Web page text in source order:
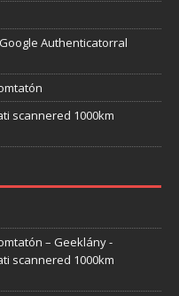
Google Authenticatorral
scannered 1000km
– Geeklány-
scannered 1000km